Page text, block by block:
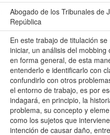
Abogado de los Tribunales de
República
En este trabajo de titulación
iniciar, un análisis del mobbing
en forma general, de esta
entenderlo e identificarlo con
confundirlo con otros
el entorno de trabajo, es por
indagará, en principio, la
problema, su concepto y
como los sujetos que
intención de causar daño,